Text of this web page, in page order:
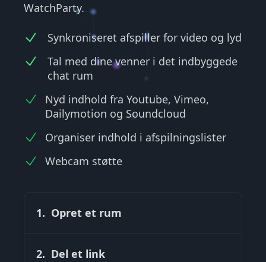
WatchParty.
Synkroniseret afspiller for video og lyd
Tal med dine venner i det indbyggede
chat rum
Nyd indhold fra Youtube, Vimeo,
Dailymotion og Soundcloud
Organiser indhold i afspilningslister
Webcam støtte
1. Opret et rum
2. Del et link